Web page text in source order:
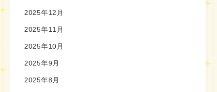
2025年12月
2025年11月
2025年10月
2025年9月
2025年8月